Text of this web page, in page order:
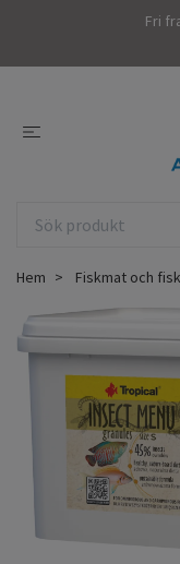
Fri
Hem Fiskmat och